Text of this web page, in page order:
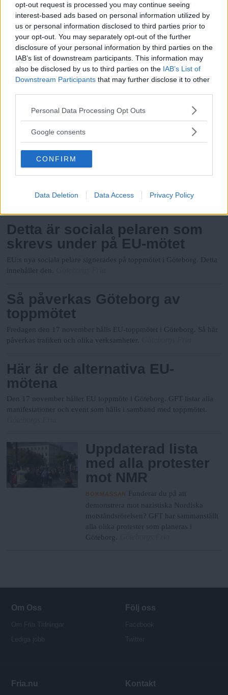
opt-out request is processed you may continue seeing
interest-based ads based on personal information utilized by
us or personal information disclosed to third parties prior to
your opt-out. You may separately opt-out of the further
disclosure of your personal information by third parties on the
IAB’s list of downstream participants. This information may
also be disclosed by us to third parties on the IAB’s List of
Downstream Participants that may further disclose it to other
Please note that this website/app uses one or more Google
not limited to your visit or usage behaviour. You may click to
use your data for below specified purposes in below Google
consent section.
Personal Data Processing Opt Outs
Google consents
CONFIRM
Data Deletion Data Access Privacy Policy
Läs Frias efterträdare!
Syreär Sveriges enda gröna dagstidning som
finns både digitalt och i tryck.
REKOMMENDERADE ARTIKLAR
Expo har kartlagt
medborgargarde
Tidningen Expo Idag har kartlagt gruppen ”Sveriges
medborgargarde” som för två helger sedan gav s
Fria Tidningen
Detta är sociala pelaren som
skrevs under på EU-mötet
EU:s nya sociala pelare signerades på toppmötet i Göteborg. Detta
innehåller den.
Så påverkas Göteborg av
toppmötet
Fredagen den 17 november hålls EU-toppmötet i Göteborg. Så här
påverkas trafiken och olika verksamheter.
Här är de alternativa EU-
mötena
Den 17 november håller EU toppmöte i Göteborg. GFT listar alla
manifestationer och event som hålls i samband med toppmötet.
Uppdaterad lista
med alla protester
mot NMR
BOKMASSAN
Funderar du på att
demonstrera mot nazistiska Nordiska
motståndsrörelsen? GFT har sammanställt
alla olika protester som planeras i
Göteborg.
Om Oss Följ oss
Fria.nu Kontakt